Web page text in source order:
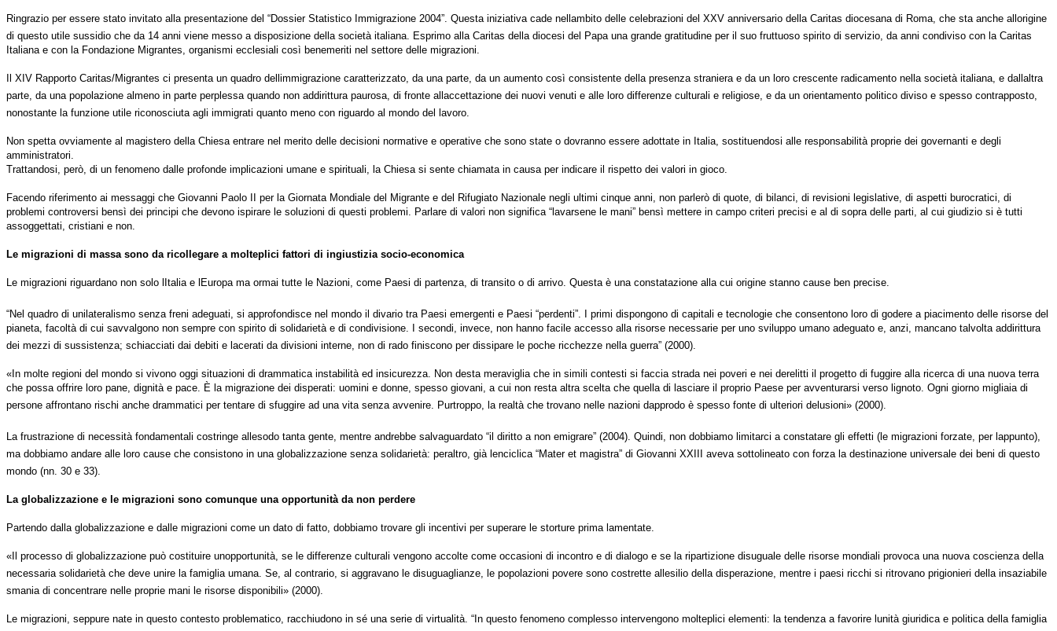
Ringrazio per essere stato invitato alla presentazione del “Dossier Statistico Immigrazione 2004”. Questa iniziativa cade nellambito delle celebrazioni del XXV anniversario della Caritas diocesana di Roma, che sta anche allorigine
di questo utile sussidio che da 14 anni viene messo a disposizione della società italiana. Esprimo alla Caritas della diocesi del Papa una grande gratitudine per il suo fruttuoso spirito di servizio, da anni condiviso con la Caritas
Italiana e con la Fondazione Migrantes, organismi ecclesiali così benemeriti nel settore delle migrazioni.
Il XIV Rapporto Caritas/Migrantes ci presenta un quadro dellimmigrazione caratterizzato, da una parte, da un aumento così consistente della presenza straniera e da un loro crescente radicamento nella società italiana, e dallaltra
parte, da una popolazione almeno in parte perplessa quando non addirittura paurosa, di fronte allaccettazione dei nuovi venuti e alle loro differenze culturali e religiose, e da un orientamento politico diviso e spesso contrapposto,
nonostante la funzione utile riconosciuta agli immigrati quanto meno con riguardo al mondo del lavoro.
Non spetta ovviamente al magistero della Chiesa entrare nel merito delle decisioni normative e operative che sono state o dovranno essere adottate in Italia, sostituendosi alle responsabilità proprie dei governanti e degli
amministratori.
Trattandosi, però, di un fenomeno dalle profonde implicazioni umane e spirituali, la Chiesa si sente chiamata in causa per indicare il rispetto dei valori in gioco.
Facendo riferimento ai messaggi che Giovanni Paolo II per la Giornata Mondiale del Migrante e del Rifugiato Nazionale negli ultimi cinque anni, non parlerò di quote, di bilanci, di revisioni legislative, di aspetti burocratici, di
problemi controversi bensì dei principi che devono ispirare le soluzioni di questi problemi. Parlare di valori non significa “lavarsene le mani” bensì mettere in campo criteri precisi e al di sopra delle parti, al cui giudizio si è tutti
assoggettati, cristiani e non.
Le migrazioni di massa sono da ricollegare a molteplici fattori di ingiustizia socio-economica
Le migrazioni riguardano non solo lItalia e lEuropa ma ormai tutte le Nazioni, come Paesi di partenza, di transito o di arrivo. Questa è una constatazione alla cui origine stanno cause ben precise.
“Nel quadro di unilateralismo senza freni adeguati, si approfondisce nel mondo il divario tra Paesi emergenti e Paesi “perdenti”. I primi dispongono di capitali e tecnologie che consentono loro di godere a piacimento delle risorse del
pianeta, facoltà di cui savvalgono non sempre con spirito di solidarietà e di condivisione. I secondi, invece, non hanno facile accesso alla risorse necessarie per uno sviluppo umano adeguato e, anzi, mancano talvolta addirittura
dei mezzi di sussistenza; schiacciati dai debiti e lacerati da divisioni interne, non di rado finiscono per dissipare le poche ricchezze nella guerra” (2000).
«In molte regioni del mondo si vivono oggi situazioni di drammatica instabilità ed insicurezza. Non desta meraviglia che in simili contesti si faccia strada nei poveri e nei derelitti il progetto di fuggire alla ricerca di una nuova terra
che possa offrire loro pane, dignità e pace. È la migrazione dei disperati: uomini e donne, spesso giovani, a cui non resta altra scelta che quella di lasciare il proprio Paese per avventurarsi verso lignoto. Ogni giorno migliaia di
persone affrontano rischi anche drammatici per tentare di sfuggire ad una vita senza avvenire. Purtroppo, la realtà che trovano nelle nazioni dapprodo è spesso fonte di ulteriori delusioni» (2000).
La frustrazione di necessità fondamentali costringe allesodo tanta gente, mentre andrebbe salvaguardato “il diritto a non emigrare” (2004). Quindi, non dobbiamo limitarci a constatare gli effetti (le migrazioni forzate, per lappunto),
ma dobbiamo andare alle loro cause che consistono in una globalizzazione senza solidarietà: peraltro, già lenciclica “Mater et magistra” di Giovanni XXIII aveva sottolineato con forza la destinazione universale dei beni di questo
mondo (nn. 30 e 33).
La globalizzazione e le migrazioni sono comunque una opportunità da non perdere
Partendo dalla globalizzazione e dalle migrazioni come un dato di fatto, dobbiamo trovare gli incentivi per superare le storture prima lamentate.
«Il processo di globalizzazione può costituire unopportunità, se le differenze culturali vengono accolte come occasioni di incontro e di dialogo e se la ripartizione disuguale delle risorse mondiali provoca una nuova coscienza della
necessaria solidarietà che deve unire la famiglia umana. Se, al contrario, si aggravano le disuguaglianze, le popolazioni povere sono costrette allesilio della disperazione, mentre i paesi ricchi si ritrovano prigionieri della insaziabile
smania di concentrare nelle proprie mani le risorse disponibili» (2000).
Le migrazioni, seppure nate in questo contesto problematico, racchiudono in sé una serie di virtualità. “In questo fenomeno complesso intervengono molteplici elementi: la tendenza a favorire lunità giuridica e politica della famiglia